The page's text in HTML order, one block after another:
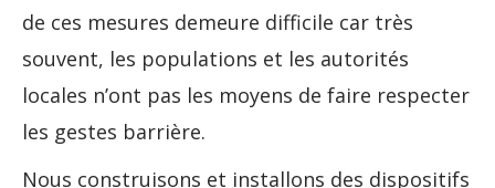
de ces mesures demeure difficile car très
souvent, les populations et les autorités
locales n’ont pas les moyens de faire respecter
les gestes barrière.
Nous construisons et installons des dispositifs